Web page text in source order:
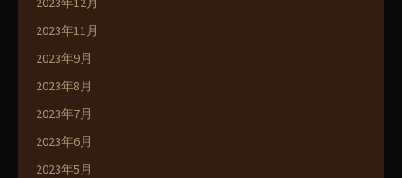
2023年11月
2023年9月
2023年8月
2023年7月
2023年6月
2023年5月